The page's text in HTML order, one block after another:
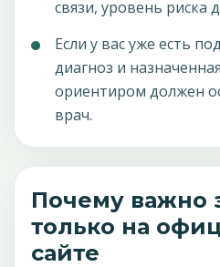
связи, уровень риска
Если у вас уже есть
диагноз и
ориентиром должен
врач.
Почему важно
только на
сайте